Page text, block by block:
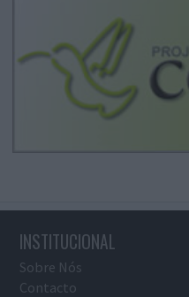
INSTITUCIONAL
Sobre Nós
Contacto